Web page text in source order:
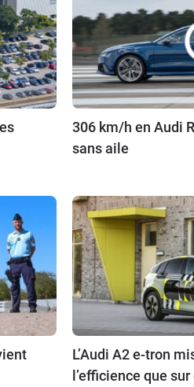
306 km/h en Audi
sans aile
L’Audi A2 e-tron
l’efficience que